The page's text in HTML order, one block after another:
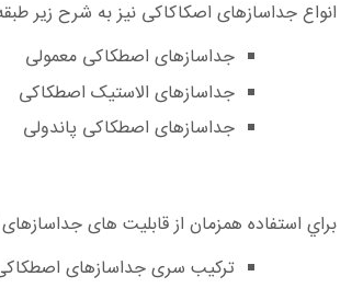
انواع جداسازهای اصکاکاکی نیز به شرح زیر
جداسازهای اصطکاکی معمولی
جداسازهای الاستیک اصطکاکی
جداسازهای اصطکاکی پاندولی
براي استفاده همزمان از قابليت های
تركيب سری جداسازهای